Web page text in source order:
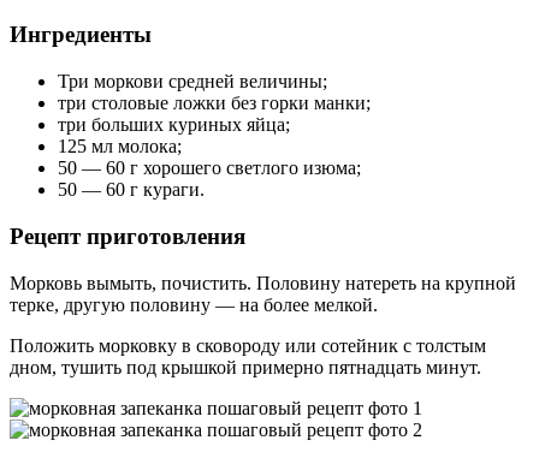
Ингредиенты
Три моркови средней величины;
три столовые ложки без горки манки;
три больших куриных яйца;
125 мл молока;
50 — 60 г хорошего светлого изюма;
50 — 60 г кураги.
Рецепт приготовления
Морковь вымыть, почистить. Половину натереть на крупной
терке, другую половину — на более мелкой.
Положить морковку в сковороду или сотейник с толстым
дном, тушить под крышкой примерно пятнадцать минут.